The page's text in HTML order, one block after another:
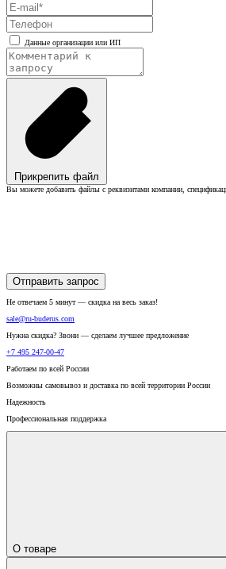
Данные организации или ИП
Прикрепить файл
Вы можете добавить файлы с реквизитами компании,
Отправить запрос
Не отвечаем 5 минут — скидка на весь заказ!
sale@ru-buderus.com
Нужна скидка? Звони — сделаем лучшее предложение
+7 495 247-00-47
Работаем по всей России
Возможны самовывоз и доставка по всей территории России
Надежность
Профессиональная поддержка
О товаре